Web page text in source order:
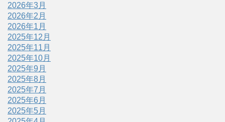
2026年3月
2026年2月
2026年1月
2025年12月
2025年11月
2025年10月
2025年9月
2025年8月
2025年7月
2025年6月
2025年5月